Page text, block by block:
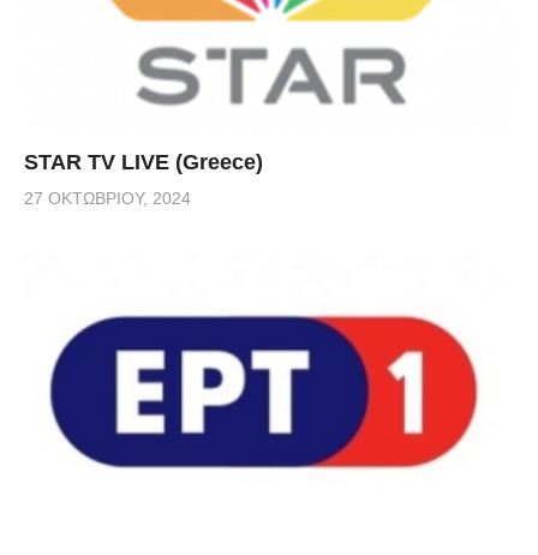
STAR TV LIVE (Greece)
27 ΟΚΤΩΒΡΊΟΥ, 2024